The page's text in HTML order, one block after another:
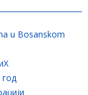
u Bosanskom